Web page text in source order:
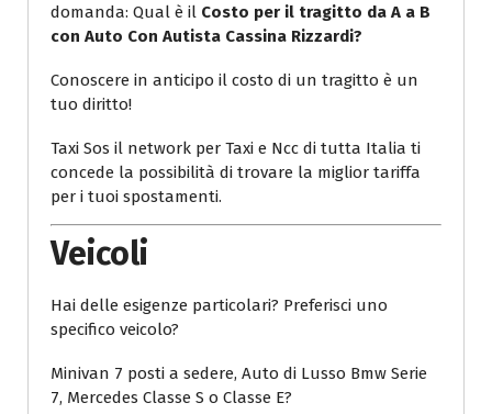
domanda: Qual è il Costo per il tragitto da A a B
con Auto Con Autista Cassina Rizzardi?
Conoscere in anticipo il costo di un tragitto è un
tuo diritto!
Taxi Sos il network per Taxi e Ncc di tutta Italia ti
concede la possibilità di trovare la miglior tariffa
per i tuoi spostamenti.
Veicoli
Hai delle esigenze particolari? Preferisci uno
specifico veicolo?
Minivan 7 posti a sedere, Auto di Lusso Bmw Serie
7, Mercedes Classe S o Classe E?